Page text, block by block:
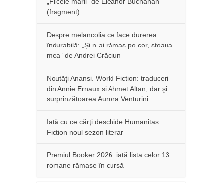
(fragment)
Despre melancolia ce face durerea
îndurabilă: „Și n-ai rămas pe cer, steaua
mea” de Andrei Crăciun
Noutăţi Anansi. World Fiction: traduceri
din Annie Ernaux și Ahmet Altan, dar şi
surprinzătoarea Aurora Venturini
Iată cu ce cărţi deschide Humanitas
Fiction noul sezon literar
Premiul Booker 2026: iată lista celor 13
romane rămase în cursă